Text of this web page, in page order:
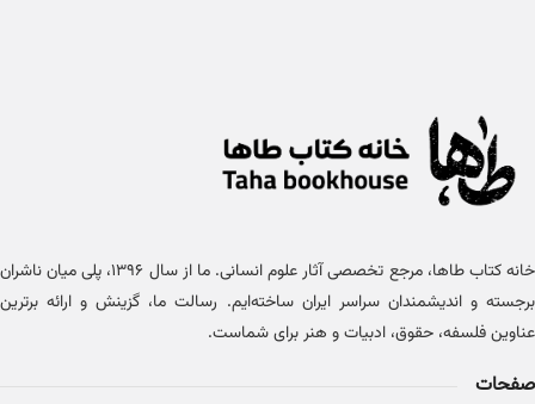
خانه کتاب طاها، مرجع تخصصی آثار علوم انسانی. ما از سال ۱۳۹۶، پلی میان ناشران
برجسته و اندیشمندان سراسر ایران ساخته‌ایم. رسالت ما، گزینش و ارائه برترین
عناوین فلسفه، حقوق، ادبیات و هنر برای شماست.
صفحات